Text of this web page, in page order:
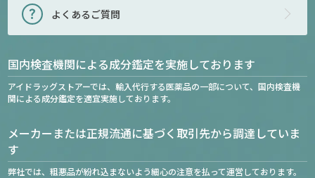
よくあるご質問
国内検査機関による成分鑑定を実施しております
アイドラッグストアーでは、輸入代行する医薬品の一部について、国内検査機
関による成分鑑定を適宜実施しております。
メーカーまたは正規流通に基づく取引先から調達していま
す
弊社では、粗悪品が紛れ込まないよう細心の注意を払って運営しております。